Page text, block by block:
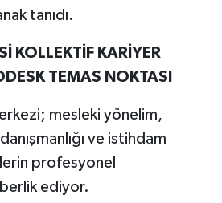
tanıdı.
KOLLEKTİF KARİYER
TEMAS NOKTASI
mesleki yönelim,
ve istihdam
profesyonel
ediyor.